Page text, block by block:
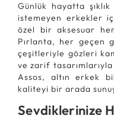
Günlük hayatta
istemeyen erkekler
özel bir aksesuar
Pırlanta, her geçen
çeşitleriyle gözleri
ve zarif
Assos, altın erkek
kaliteyi bir arada
Sevdiklerinize